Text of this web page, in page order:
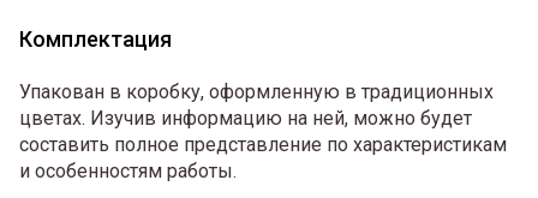
Комплектация
Упакован в коробку, оформленную в традиционных
цветах. Изучив информацию на ней, можно будет
составить полное представление по характеристикам
и особенностям работы.